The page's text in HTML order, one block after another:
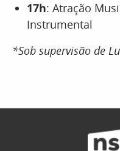
17h: Atração
Instrumental
*Sob supervisão de